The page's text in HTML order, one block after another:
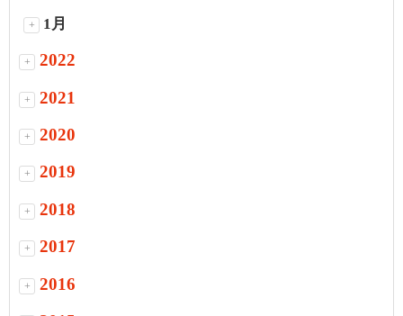
+ 1月
+ 2022
+ 2021
+ 2020
+ 2019
+ 2018
+ 2017
+ 2016